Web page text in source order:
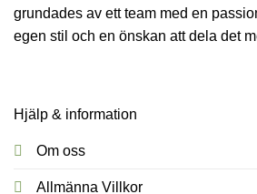
grundades av ett team med en
egen stil och en önskan att dela det
Hjälp & information
Om oss
Allmänna Villkor